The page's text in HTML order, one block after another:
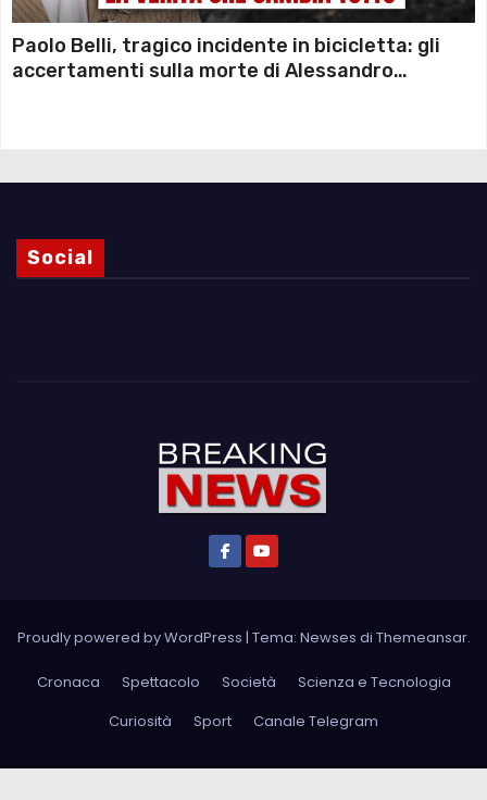
Paolo Belli, tragico incidente in bicicletta: gli
accertamenti sulla morte di Alessandro
Social
Proudly powered by WordPress | Tema: Newses di Themeansar.
Cronaca Spettacolo Società
Scienza e Tecnologia
Curiosità
Sport Canale Telegram